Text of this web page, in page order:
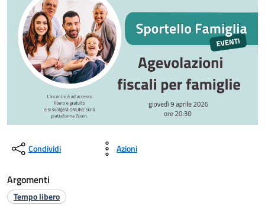
Condividi Azioni
Argomenti
Tempo libero